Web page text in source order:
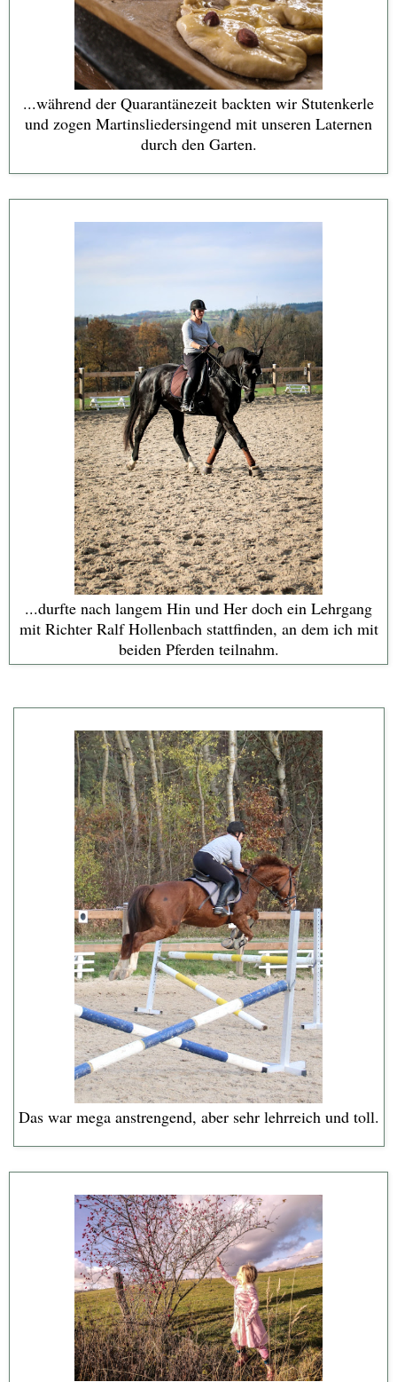
...während der Quarantänezeit backten wir Stutenkerle
und zogen Martinsliedersingend mit unseren Laternen
durch den Garten.
...durfte nach langem Hin und Her doch ein Lehrgang
mit Richter Ralf Hollenbach stattfinden, an dem ich mit
beiden Pferden teilnahm.
Das war mega anstrengend, aber sehr lehrreich und toll.